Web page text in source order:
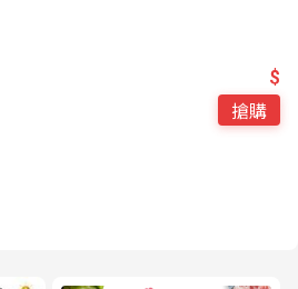
$
搶購